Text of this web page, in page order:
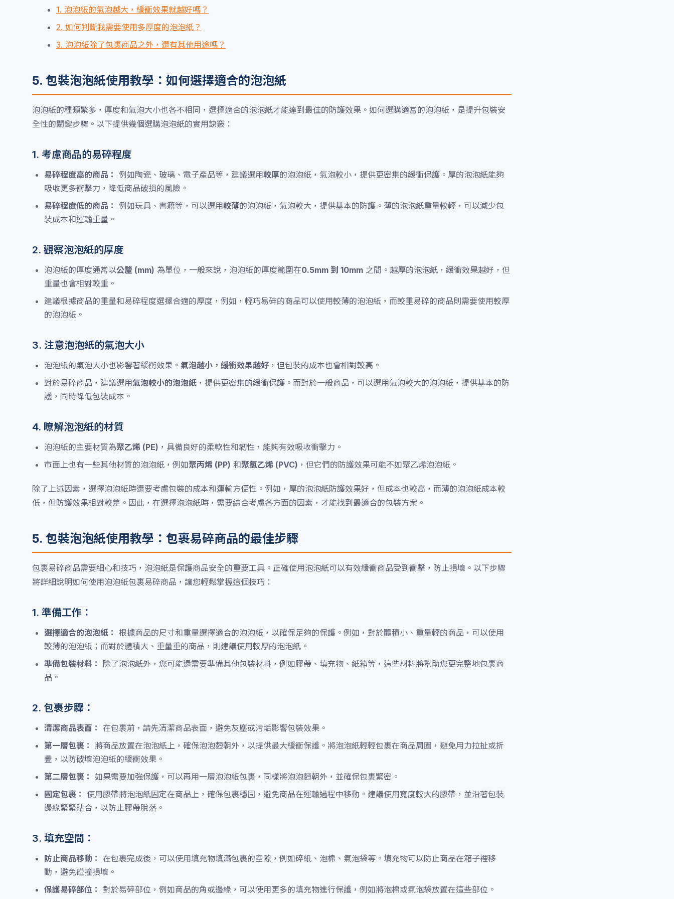
1. 泡泡紙的氣泡越大，緩衝效果就越好嗎？
2. 如何判斷我需要使用多厚度的泡泡紙？
3. 泡泡紙除了包裹商品之外，還有其他用途嗎？
5. 包裝泡泡紙使用教學：如何選擇適合的泡泡紙
泡泡紙的種類繁多，厚度和氣泡大小也各不相同，選擇適合的泡泡紙才能達到最佳的防護效果。如何選購適當的泡泡紙，是提升包裝安
全性的關鍵步驟。以下提供幾個選購泡泡紙的實用訣竅：
1. 考慮商品的易碎程度
易碎程度高的商品： 例如陶瓷、玻璃、電子產品等，建議選用較厚的泡泡紙，氣泡較小，提供更密集的緩衝保護。厚的泡泡紙能夠
吸收更多衝擊力，降低商品破損的風險。
易碎程度低的商品： 例如玩具、書籍等，可以選用較薄的泡泡紙，氣泡較大，提供基本的防護。薄的泡泡紙重量較輕，可以減少包
裝成本和運輸重量。
2. 觀察泡泡紙的厚度
泡泡紙的厚度通常以公釐 (mm) 為單位，一般來說，泡泡紙的厚度範圍在0.5mm 到 10mm 之間。越厚的泡泡紙，緩衝效果越好，但
重量也會相對較重。
建議根據商品的重量和易碎程度選擇合適的厚度，例如，輕巧易碎的商品可以使用較薄的泡泡紙，而較重易碎的商品則需要使用較厚
的泡泡紙。
3. 注意泡泡紙的氣泡大小
泡泡紙的氣泡大小也影響著緩衝效果。 氣泡越小，緩衝效果越好，但包裝的成本也會相對較高。
對於易碎商品，建議選用氣泡較小的泡泡紙 ，提供更密集的緩衝保護。而對於一般商品，可以選用氣泡較大的泡泡紙，提供基本的防
護，同時降低包裝成本。
4. 瞭解泡泡紙的材質
泡泡紙的主要材質為聚乙烯 (PE) ，具備良好的柔軟性和韌性，能夠有效吸收衝擊力。
市面上也有一些其他材質的泡泡紙，例如聚丙烯 (PP) 和聚氯乙烯 (PVC) ，但它們的防護效果可能不如聚乙烯泡泡紙。
除了上述因素，選擇泡泡紙時還要考慮包裝的成本和運輸方便性。例如，厚的泡泡紙防護效果好，但成本也較高，而薄的泡泡紙成本較
低，但防護效果相對較差。因此，在選擇泡泡紙時，需要綜合考慮各方面的因素，才能找到最適合的包裝方案。
5. 包裝泡泡紙使用教學：包裹易碎商品的最佳步驟
包裹易碎商品需要細心和技巧，泡泡紙是保護商品安全的重要工具。正確使用泡泡紙可以有效緩衝商品受到衝擊，防止損壞。以下步驟
將詳細說明如何使用泡泡紙包裹易碎商品，讓您輕鬆掌握這個技巧：
1. 準備工作：
選擇適合的泡泡紙： 根據商品的尺寸和重量選擇適合的泡泡紙，以確保足夠的保護。例如，對於體積小、重量輕的商品，可以使用
較薄的泡泡紙；而對於體積大、重量重的商品，則建議使用較厚的泡泡紙。
準備包裝材料：
除了泡泡紙外，您可能還需要準備其他包裝材料，例如膠帶、填充物、紙箱等，這些材料將幫助您更完整地包裹商
品。
2. 包裹步驟：
清潔商品表面： 在包裹前，請先清潔商品表面，避免灰塵或污垢影響包裝效果。
第一層包裹：
將商品放置在泡泡紙上，確保泡泡麪朝外，以提供最大緩衝保護。將泡泡紙輕輕包裹在商品周圍，避免用力拉扯或折
疊，以防破壞泡泡紙的緩衝效果。
第二層包裹： 如果需要加強保護，可以再用一層泡泡紙包裹，同樣將泡泡麪朝外，並確保包裹緊密。
固定包裹： 使用膠帶將泡泡紙固定在商品上，確保包裹穩固，避免商品在運輸過程中移動。建議使用寬度較大的膠帶，並沿著包裝
邊緣緊緊貼合，以防止膠帶脫落。
3. 填充空間：
防止商品移動： 在包裹完成後，可以使用填充物填滿包裹的空隙，例如碎紙、泡棉、氣泡袋等。填充物可以防止商品在箱子裡移
動，避免碰撞損壞。
保護易碎部位： 對於易碎部位，例如商品的角或邊緣，可以使用更多的填充物進行保護，例如將泡棉或氣泡袋放置在這些部位。